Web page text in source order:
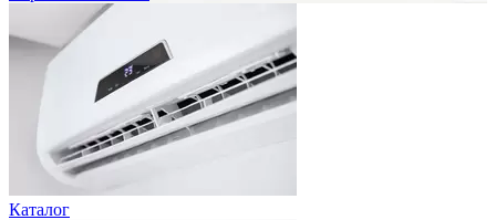
Каталог